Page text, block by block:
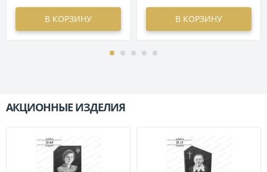
В КОРЗИНУ В КОРЗИНУ
АКЦИОННЫЕ ИЗДЕЛИЯ